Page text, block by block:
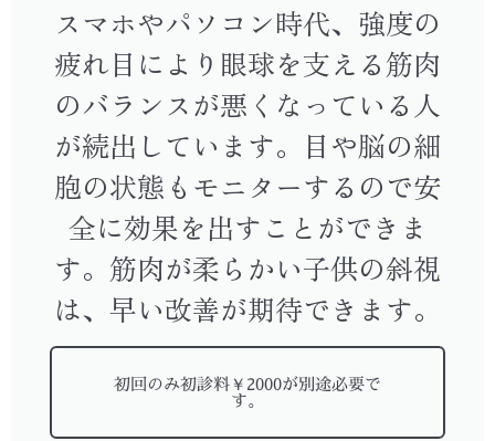
スマホやパソコン時代、強度の
疲れ目により眼球を支える筋肉
のバランスが悪くなっている人
が続出しています。目や脳の細
胞の状態もモニターするので安
全に効果を出すことができま
す。筋肉が柔らかい子供の斜視
は、早い改善が期待できます。
初回のみ初診料￥2000が別途必要で
す。